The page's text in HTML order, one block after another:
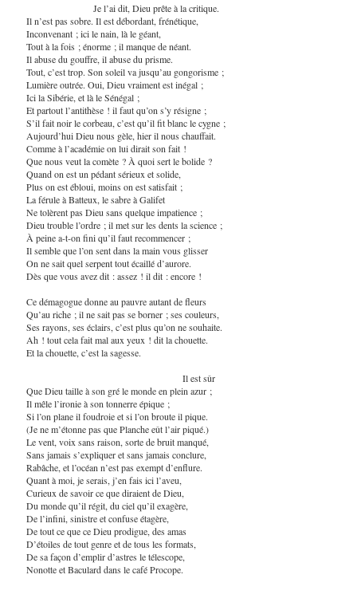
Je l’ai dit, Dieu prête à la critique.
Il n’est pas sobre. Il est débordant, frénétique,
Inconvenant ; ici le nain, là le géant,
Tout à la fois ; énorme ; il manque de néant.
Il abuse du gouffre, il abuse du prisme.
Tout, c’est trop. Son soleil va jusqu’au gongorisme ;
Lumière outrée. Oui, Dieu vraiment est inégal ;
Ici la Sibérie, et là le Sénégal ;
Et partout l’antithèse ! il faut qu’on s’y résigne ;
S’il fait noir le corbeau, c’est qu’il fit blanc le cygne ;
Aujourd’hui Dieu nous gèle, hier il nous chauffait.
Comme à l’académie on lui dirait son fait !
Que nous veut la comète ? À quoi sert le bolide ?
Quand on est un pédant sérieux et solide,
Plus on est ébloui, moins on est satisfait ;
La férule à Batteux, le sabre à Galifet
Ne tolèrent pas Dieu sans quelque impatience ;
Dieu trouble l’ordre ; il met sur les dents la science ;
À peine a-t-on fini qu’il faut recommencer ;
Il semble que l’on sent dans la main vous glisser
On ne sait quel serpent tout écaillé d’aurore.
Dès que vous avez dit : assez ! il dit : encore !
Ce démagogue donne au pauvre autant de fleurs
Qu’au riche ; il ne sait pas se borner ; ses couleurs,
Ses rayons, ses éclairs, c’est plus qu’on ne souhaite.
Ah ! tout cela fait mal aux yeux ! dit la chouette.
Et la chouette, c’est la sagesse.
Il est sûr
Que Dieu taille à son gré le monde en plein azur ;
Il mêle l’ironie à son tonnerre épique ;
Si l’on plane il foudroie et si l’on broute il pique.
(Je ne m’étonne pas que Planche eût l’air piqué.)
Le vent, voix sans raison, sorte de bruit manqué,
Sans jamais s’expliquer et sans jamais conclure,
Rabâche, et l’océan n’est pas exempt d’enflure.
Quant à moi, je serais, j’en fais ici l’aveu,
Curieux de savoir ce que diraient de Dieu,
Du monde qu’il régit, du ciel qu’il exagère,
De l’infini, sinistre et confuse étagère,
De tout ce que ce Dieu prodigue, des amas
D’étoiles de tout genre et de tous les formats,
De sa façon d’emplir d’astres le télescope,
Nonotte et Baculard dans le café Procope.